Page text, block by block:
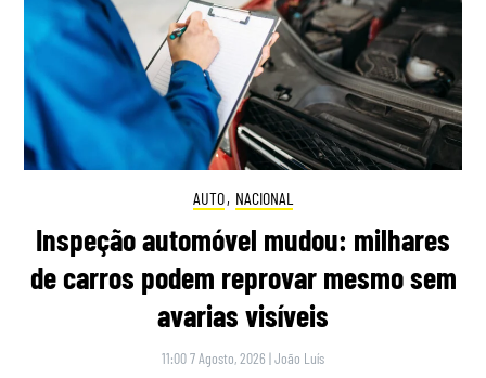
AUTO, NACIONAL
Inspeção automóvel mudou: milhares
de carros podem reprovar mesmo sem
avarias visíveis
11:00 7 Agosto, 2026 |João Luís